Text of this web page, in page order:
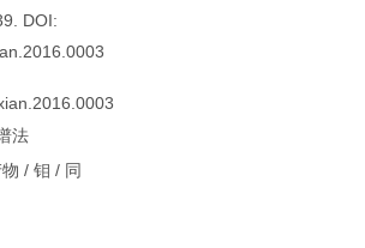
DOI:
法
/ 钼 / 同